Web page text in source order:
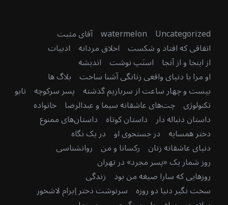
Uncategorized
watermelon آقای مثبت
اتفاقی که افتاد و شکست اخلاق مردانه ادبیات
از اینجا و از آنجا اسنَپ نوشت اندیشه
او مرا با دنیای واقعی زنانگی آشنا ساخت بلاگ ها
بیست و چهار ساعت از سربازیم گذشته پسر سرکوچه تابو
تکنولوژی چت‌های عاشقانه سیما و عبدالرضا خانواده
داستان دنباله دار داستان کوتاه داستان‌های ممنوع
دختر همسایه در جستجوی او در یک نگاه
دنیای عاشقانه زنان رکسانا و من روانشناسی
روز شمار یک «پسر مجرد» در تهران
روزهایی که سارا صیغه من بود زندگی
سخت نگیر دنیا دو روزه سرنوشت دختر اِبرام لاشخور